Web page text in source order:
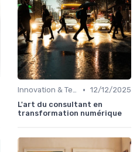
Innovation & Tendances • 12/12/2025
L'art du consultant en
transformation numérique